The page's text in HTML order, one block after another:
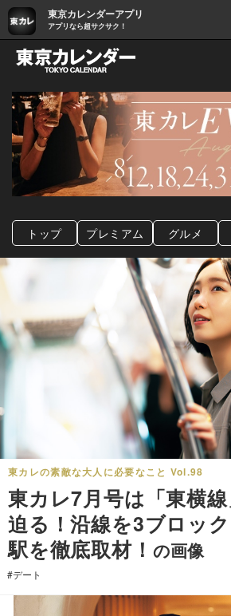
東京カレンダーアプリ
アプリなら超サクサク！
グルメ情報・プ
トップ プレミアム グルメ
東カレの素敵な大人に必要なこと Vol.98
東カレ7月号は「東横
迫る！沿線を3ブロッ
駅を徹底取材！ の画像
#デート